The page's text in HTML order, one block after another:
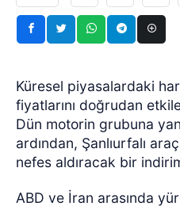
Küresel piyasalardaki
fiyatlarını doğrudan
Dün motorin grubuna
ardından, Şanlıurfalı
nefes aldıracak bir
ABD ve İran arasında